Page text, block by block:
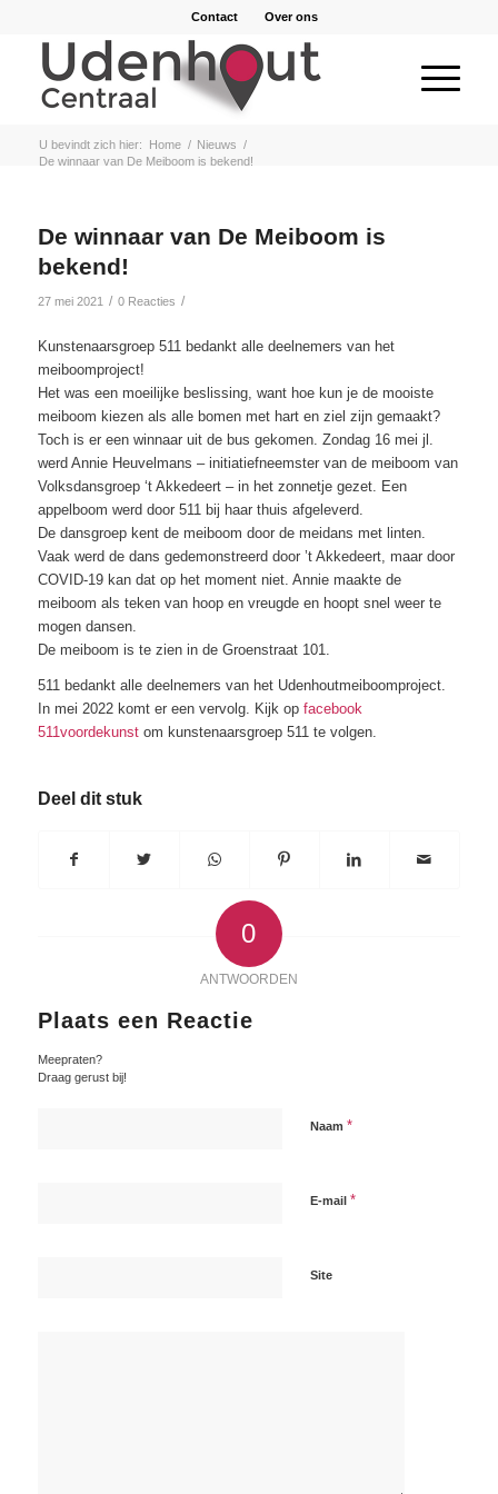
Contact Over ons
U bevindt zich hier: Home / Nieuws /
De winnaar van De Meiboom is bekend!
De winnaar van De Meiboom is
bekend!
27 mei 2021 / 0 Reacties /
Kunstenaarsgroep 511 bedankt alle deelnemers van het
meiboomproject!
Het was een moeilijke beslissing, want hoe kun je de mooiste
meiboom kiezen als alle bomen met hart en ziel zijn gemaakt?
Toch is er een winnaar uit de bus gekomen. Zondag 16 mei jl.
werd Annie Heuvelmans – initiatiefneemster van de meiboom van
Volksdansgroep ‘t Akkedeert – in het zonnetje gezet. Een
appelboom werd door 511 bij haar thuis afgeleverd.
De dansgroep kent de meiboom door de meidans met linten.
Vaak werd de dans gedemonstreerd door ’t Akkedeert, maar door
COVID-19 kan dat op het moment niet. Annie maakte de
meiboom als teken van hoop en vreugde en hoopt snel weer te
mogen dansen.
De meiboom is te zien in de Groenstraat 101.
511 bedankt alle deelnemers van het Udenhoutmeiboomproject.
In mei 2022 komt er een vervolg. Kijk op facebook
511voordekunstom kunstenaarsgroep 511 te volgen.
Deel dit stuk
0
ANTWOORDEN
Plaats een Reactie
Meepraten?
Draag gerust bij!
Naam *
E-mail *
Site